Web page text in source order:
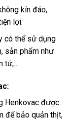
kín đáo,
lợi.
có thể sử dụng
sản phẩm như
tử,…
Henkovac được
để bảo quản thịt,